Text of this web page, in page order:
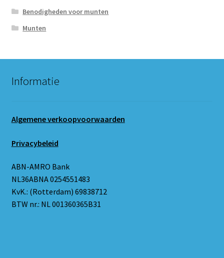
Benodigheden voor munten
Munten
Informatie
Algemene verkoopvoorwaarden
Privacybeleid
ABN-AMRO Bank
NL36ABNA 0254551483
KvK.: (Rotterdam) 69838712
BTW nr.: NL 001360365B31